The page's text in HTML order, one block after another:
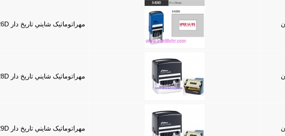
مهراتوماتیک شايني تاریخ دار S826D
مهراتوماتیک شايني تاریخ دار S828D
مهراتوماتیک شايني تاریخ دار S829D